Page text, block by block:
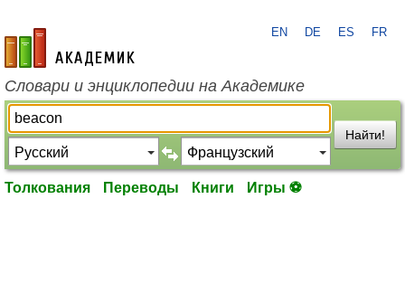
academic.ru
EN DE ES FR
Словари и энциклопедии на Академике
Найти!
Толкования Переводы Книги Игры ⚽